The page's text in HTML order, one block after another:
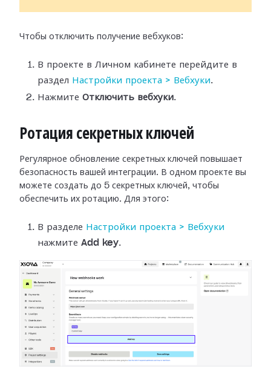
Чтобы отключить получение вебхуков:
В проекте в Личном кабинете перейдите в
раздел Настройки проекта > Вебхуки.
Нажмите Отключить вебхуки.
Ротация секретных ключей
Регулярное обновление секретных ключей повышает
безопасность вашей интеграции. В одном проекте вы
можете создать до 5 секретных ключей, чтобы
обеспечить их ротацию. Для этого:
В разделе Настройки проекта > Вебхуки
нажмите Add key.